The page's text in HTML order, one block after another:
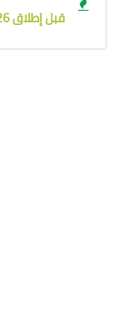
قبل إطلاق 26 فبراير